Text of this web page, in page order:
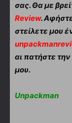
σας. Θα με
Review.
στείλετε μου
αι πατήστε την
μου.
Unpackman